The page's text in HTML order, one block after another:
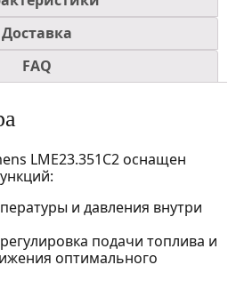
Доставка
FAQ
LME23.351C2 оснащен
и давления внутри
подачи топлива и
оптимального